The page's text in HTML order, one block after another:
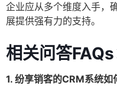
企业应从多个维度入手，
展提供强有力的支持。
相关问答FAQs
1. 纷享销客的CRM系统如